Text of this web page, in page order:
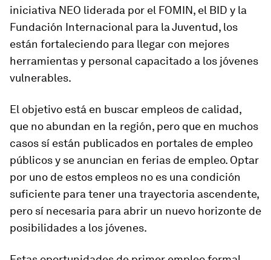
iniciativa NEO liderada por el FOMIN, el BID y la
Fundación Internacional para la Juventud, los
están fortaleciendo para llegar con mejores
herramientas y personal capacitado a los jóvenes
vulnerables.
El objetivo está en buscar empleos de calidad,
que no abundan en la región, pero que en muchos
casos sí están publicados en portales de empleo
públicos y se anuncian en ferias de empleo. Optar
por uno de estos empleos no es una condición
suficiente para tener una trayectoria ascendente,
pero sí necesaria para abrir un nuevo horizonte de
posibilidades a los jóvenes.